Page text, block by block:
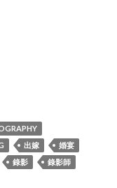
出嫁
婚宴
錄影 錄影師